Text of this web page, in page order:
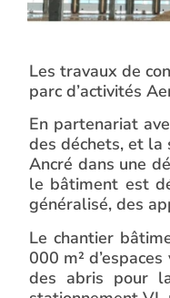
Les travaux de
parc d’activités
En partenariat
des déchets, et la
Ancré dans une
le bâtiment est
généralisé, des
Le chantier
000 m²
des abris pour